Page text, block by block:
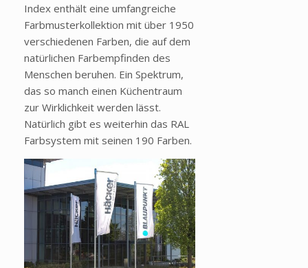
Index enthält eine umfangreiche
Farbmusterkollektion mit über 1950
verschiedenen Farben, die auf dem
natürlichen Farbempfinden des
Menschen beruhen. Ein Spektrum,
das so manch einen Küchentraum
zur Wirklichkeit werden lässt.
Natürlich gibt es weiterhin das RAL
Farbsystem mit seinen 190 Farben.